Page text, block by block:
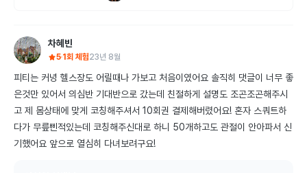
차혜빈
5 1회 체험23년 8월
피티는 커녕 헬스장도 어릴때나 가보고 처음이였어요 솔직히 댓글이 너무 좋
은것만 있어서 의심반 기대반으로 갔는데 친절하게 설명도 조곤조곤해주시
고 제 몸상태에 맞게 코칭해주셔서 10회권 결제해버렸어요! 혼자 스쿼트하
다가 무릎삔적있는데 코칭해주신대로 하니 50개하고도 관절이 안아파서 신
기했어요 앞으로 열심히 다녀보려구요!